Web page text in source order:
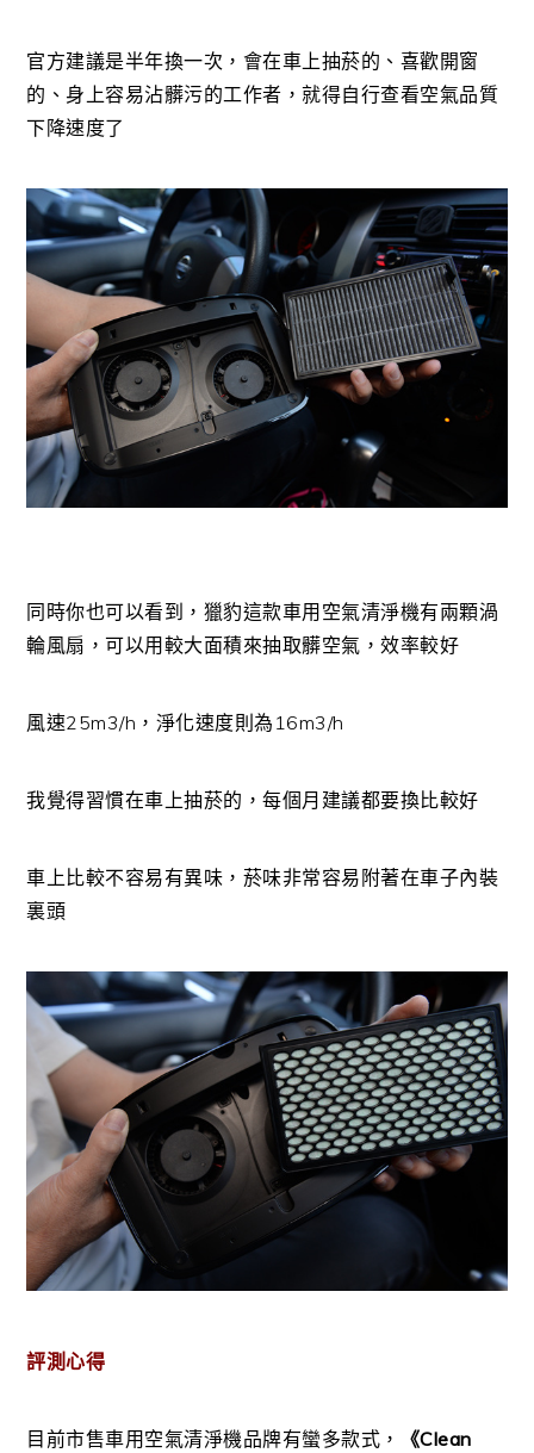
官方建議是半年換一次，會在車上抽菸的、喜歡開窗
的、身上容易沾髒污的工作者，就得自行查看空氣品質
下降速度了
同時你也可以看到，獵豹這款車用空氣清淨機有兩顆渦
輪風扇，可以用較大面積來抽取髒空氣，效率較好
風速25m3/h，淨化速度則為16m3/h
我覺得習慣在車上抽菸的，每個月建議都要換比較好
車上比較不容易有異味，菸味非常容易附著在車子內裝
裏頭
評測心得
目前市售車用空氣清淨機品牌有蠻多款式，
《Clean